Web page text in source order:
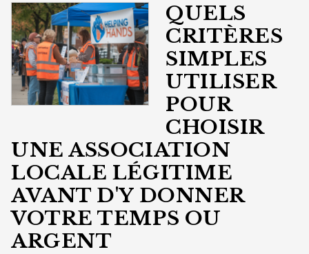
QUELS
CRITÈRES
SIMPLES
UTILISER
POUR
CHOISIR
UNE ASSOCIATION
LOCALE LÉGITIME
AVANT D'Y DONNER
VOTRE TEMPS OU
ARGENT